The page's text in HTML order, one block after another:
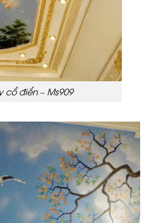
cổ điển – Ms909